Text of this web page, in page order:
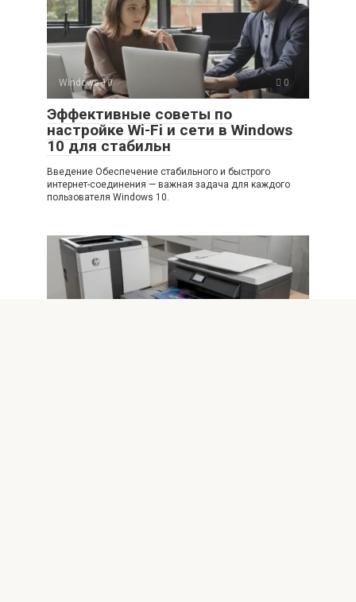
Windows 10 0
Эффективные советы по
настройке Wi-Fi и сети в Windows
10 для стабильн
Введение Обеспечение стабильного и быстрого
интернет-соединения — важная задача для каждого
пользователя Windows 10.